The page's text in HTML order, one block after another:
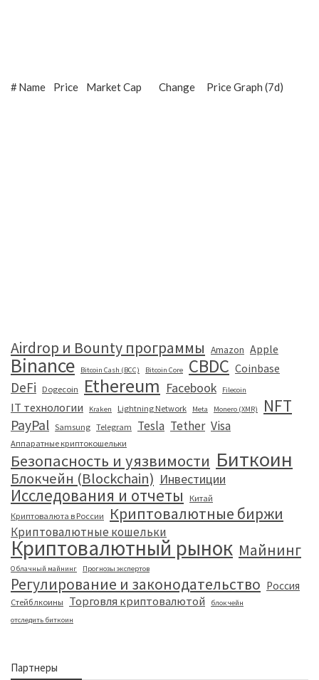
#Name Price Market Cap Change Price Graph (7d)
Airdrop и Bounty программы Amazon Apple
Binance Bitcoin Cash (BCC) Bitcoin Core CBDC Coinbase
DeFi Dogecoin Ethereum Facebook Filecoin
IT технологии Kraken Lightning Network Meta Monero (XMR) NFT
PayPal Samsung Telegram Tesla Tether Visa
Аппаратные криптокошельки
Безопасность и уязвимости Биткоин
Блокчейн (Blockchain) Инвестиции
Исследования и отчеты
Китай
Криптовалюта в России
Криптовалютные биржи
Криптовалютные кошельки
Криптовалютный рынок Майнинг
Облачный майнинг Прогнозы экспертов
Регулирование и законодательство Россия
Стейблкоины Торговля криптовалютой
блокчейн
отследить биткоин
Партнеры